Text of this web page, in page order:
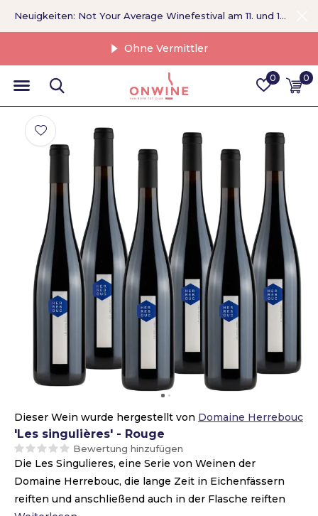
0 0
Ohne Vermittler
Neuigkeiten: Not Your Average Winefestival am 11. und 12. September >
Dieser Wein wurde hergestellt von Domaine Herrebouc
'Les singulières' - Rouge
Bewertung hinzufügen
Die Les Singulieres, eine Serie von Weinen der
Domaine Herrebouc, die lange Zeit in Eichenfässern
reiften und anschließend auch in der Flasche reiften